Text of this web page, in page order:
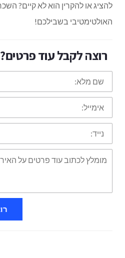
להציג או להקרין הוא לא קיים?
האולטימטיבי בשבילכם!
רוצה לקבל עוד
שם